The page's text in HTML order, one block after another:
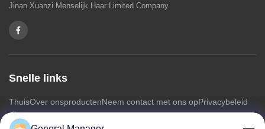
Jinan Xuanzi Menselijk Haar Limited Company
Snelle links
ThuisOver onsproductenNeem contact met ons opPrivacybeleid
Sitemap